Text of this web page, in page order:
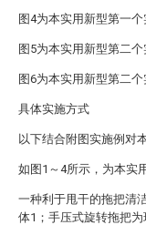
图4为本实用新型第一
图5为本实用新型第二
图6为本实用新型第二
具体实施方式
以下结合附图实施例对
如图1～4所示，为本实
一种利于甩干的拖把清
体1；手压式旋转拖把